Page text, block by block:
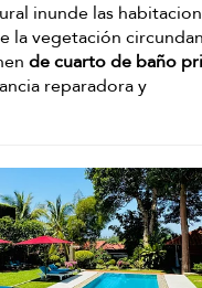
inunde las
la vegetación
de cuarto de baño
reparadora y